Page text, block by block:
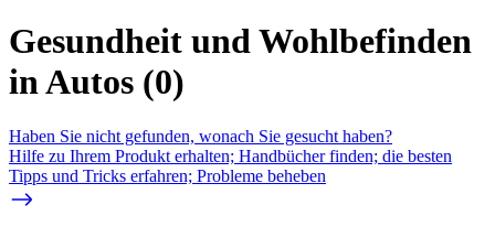
Gesundheit und Wohlbefinden
in Autos (0)
Haben Sie nicht gefunden, wonach Sie gesucht haben?
Hilfe zu Ihrem Produkt erhalten; Handbücher finden; die besten
Tipps und Tricks erfahren; Probleme beheben